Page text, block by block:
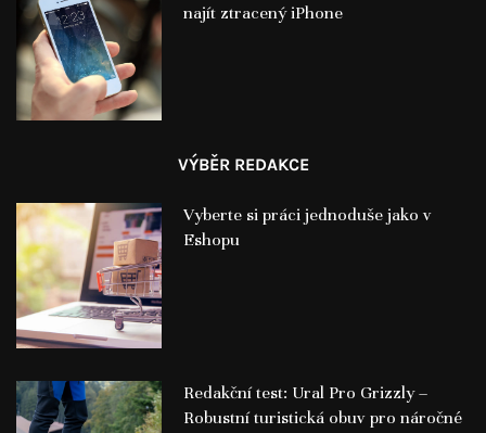
najít ztracený iPhone
VÝBĚR REDAKCE
Vyberte si práci jednoduše jako v
Eshopu
Redakční test: Ural Pro Grizzly –
Robustní turistická obuv pro náročné